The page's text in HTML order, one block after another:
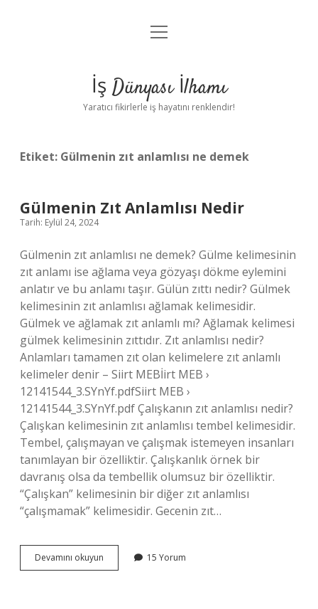
Anasayfa
Yasal Uyarı
menüyü
İş Dünyası İlhamı
Yaratıcı fikirlerle iş hayatını renklendir!
Etiket: Gülmenin zıt anlamlısı ne demek
Gülmenin Zıt Anlamlısı Nedir
Tarih: Eylül 24, 2024
Gülmenin zıt anlamlısı ne demek? Gülme kelimesinin
zıt anlamı ise ağlama veya gözyaşı dökme eylemini
anlatır ve bu anlamı taşır. Gülün zıttı nedir? Gülmek
kelimesinin zıt anlamlısı ağlamak kelimesidir.
Gülmek ve ağlamak zıt anlamlı mı? Ağlamak kelimesi
gülmek kelimesinin zıttıdır. Zıt anlamlısı nedir?
Anlamları tamamen zıt olan kelimelere zıt anlamlı
kelimeler denir – Siirt MEBİirt MEB ›
12141544_3.SYnYf.pdfSiirt MEB ›
12141544_3.SYnYf.pdf Çalışkanın zıt anlamlısı nedir?
Çalışkan kelimesinin zıt anlamlısı tembel kelimesidir.
Tembel, çalışmayan ve çalışmak istemeyen insanları
tanımlayan bir özelliktir. Çalışkanlık örnek bir
davranış olsa da tembellik olumsuz bir özelliktir.
“Çalışkan” kelimesinin bir diğer zıt anlamlısı
“çalışmamak” kelimesidir. Gecenin zıt…
Devamını okuyun Gülmenin
Zıt
15 Yorum